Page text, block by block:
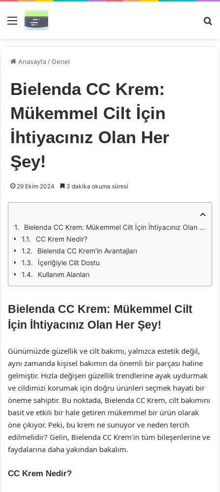
Menü
Anasayfa /Genel
Bielenda CC Krem:
Mükemmel Cilt İçin
İhtiyacınız Olan Her
Şey!
29 Ekim 2024 3 dakika okuma süresi
Bielenda CC Krem: Mükemmel Cilt İçin İhtiyacınız Olan Her Şey!
CC Krem Nedir?
Bielenda CC Krem'in Avantajları
İçeriğiyle Cilt Dostu
Kullanım Alanları
Bielenda CC Krem: Mükemmel Cilt
İçin İhtiyacınız Olan Her Şey!
Günümüzde güzellik ve cilt bakımı, yalnızca estetik değil,
aynı zamanda kişisel bakımın da önemli bir parçası haline
gelmiştir. Hızla değişen güzellik trendlerine ayak uydurmak
ve cildimizi korumak için doğru ürünleri seçmek hayati bir
öneme sahiptir. Bu noktada, Bielenda CC Krem, cilt bakımını
basit ve etkili bir hale getiren mükemmel bir ürün olarak
öne çıkıyor. Peki, bu krem ne sunuyor ve neden tercih
edilmelidir? Gelin, Bielenda CC Krem’in tüm bileşenlerine ve
faydalarına daha yakından bakalım.
CC Krem Nedir?